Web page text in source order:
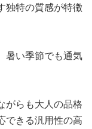
独特の質感が特徴
暑い季節でも通気
がらも大人の品格
できる汎用性の高